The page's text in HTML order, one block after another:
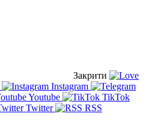
Закрити
Instagram
Youtube
TikTok
Twitter RSS